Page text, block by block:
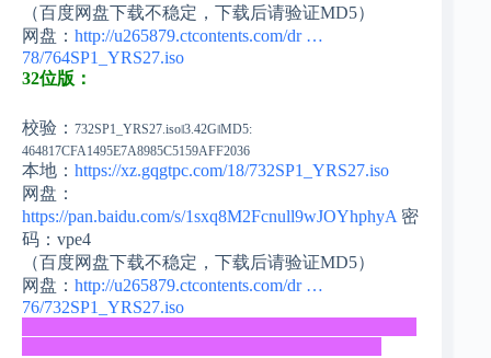
（百度网盘下载不稳定，下载后请验证MD5）
网盘： http://u265879.ctcontents.com/dr …
78/764SP1_YRS27.iso
32位版：
校验： 732SP1_YRS27.iso‖3.42G‖MD5:
464817CFA1495E7A8985C5159AFF2036
本地： https://xz.gqgtpc.com/18/732SP1_YRS27.iso
网盘：
https://pan.baidu.com/s/1sxq8M2Fcnull9wJOYhphyA 密
码：vpe4
（百度网盘下载不稳定，下载后请验证MD5）
网盘： http://u265879.ctcontents.com/dr …
76/732SP1_YRS27.iso